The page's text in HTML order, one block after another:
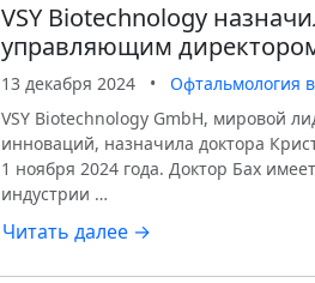
VSY Biotechnology
управляющим
13 декабря 2024 •
Офтальмология
VSY Biotechnology GmbH, мировой
инноваций, назначила доктора
1 ноября 2024 года. Доктор Бах
индустрии …
Читать далее →